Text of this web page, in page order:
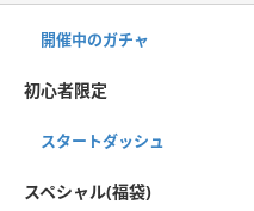
開催中のガチャ
初心者限定
スタートダッシュ
スペシャル(福袋)